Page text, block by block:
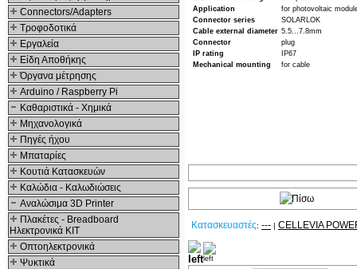
Connectors/Adapters
Τροφοδοτικά
Εργαλεία
Είδη Αποθήκης
Όργανα μέτρησης
Arduino / Raspberry Pi
Καθαριστικά - Χημικά
Μηχανολογικά
Πηγές ήχου
Μπαταρίες
Κουτιά Κατασκευών
Καλώδια - Καλωδιώσεις
Αναλώσιμα 3D Printer
Πλακέτες - Breadboard
Ηλεκτρονικά ΚΙΤ
Οπτοηλεκτρονικά
Ψυκτικά
Application
for photovoltaic
Connector series
SOLARLOK
Cable external diameter 5.5...7.8mm
Connector
plug
IP rating
IP67
Mechanical mounting
for cable
Κατασκευαστές: --- | CELLEVIA